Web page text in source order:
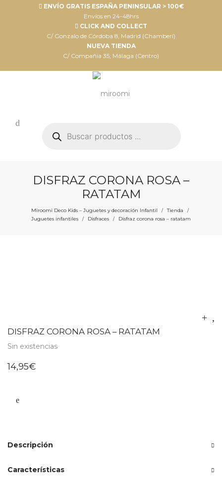
ENVÍO GRATIS ESPAÑA PENINSULAR > 100€
Envíos en 24-48hrs
CLICK AND COLLECT
C/ Gonzalo de Córdoba 8, Madrid (Chamberí)
NUEVA TIENDA
C/ Compañia 35, Málaga (Centro)
productos
DISFRAZ CORONA ROSA –
RATATAM
Miroomi Deco Kids – Juguetes y decoración Infantil / Tienda /
Juguetes infantiles / Disfraces / Disfraz corona rosa – ratatam
DISFRAZ CORONA ROSA – RATATAM
Sin existencias
14,95€
Descripción
Características